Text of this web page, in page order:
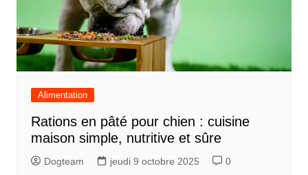
Alimentation
Rations en pâté pour chien : cuisine
maison simple, nutritive et sûre
Dogteam jeudi 9 octobre 2025 0